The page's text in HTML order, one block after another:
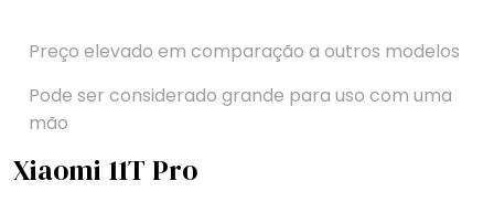
Preço elevado em comparação a outros modelos
Pode ser considerado grande para uso com uma
mão
Xiaomi 11T Pro